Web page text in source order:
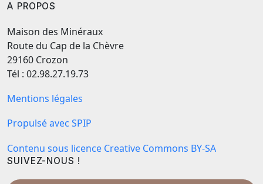
A PROPOS
Maison des Minéraux
Route du Cap de la Chèvre
29160 Crozon
Tél : 02.98.27.19.73
Mentions légales
Propulsé avec SPIP
Contenu sous licence Creative Commons BY-SA
SUIVEZ-NOUS !